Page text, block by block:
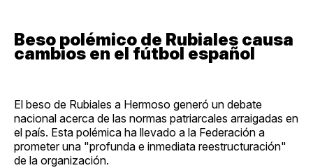
Beso polémico de Rubiales causa
cambios en el fútbol español
El beso de Rubiales a Hermoso generó un debate
nacional acerca de las normas patriarcales arraigadas en
el país. Esta polémica ha llevado a la Federación a
prometer una "profunda e inmediata reestructuración"
de la organización.